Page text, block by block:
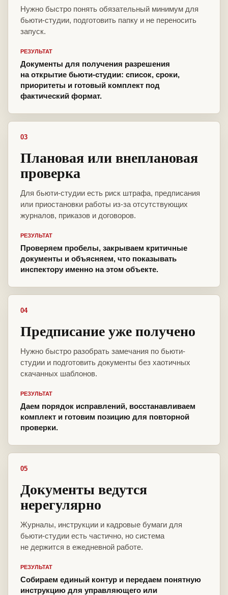
Нужно быстро понять обязательный минимум для
бьюти-студии, подготовить папку и не переносить
запуск.
РЕЗУЛЬТАТ
Документы для получения разрешения
на открытие бьюти-студии: список, сроки,
приоритеты и готовый комплект под
фактический формат.
03
Плановая или внеплановая
проверка
Для бьюти-студии есть риск штрафа, предписания
или приостановки работы из-за отсутствующих
журналов, приказов и договоров.
РЕЗУЛЬТАТ
Проверяем пробелы, закрываем критичные
документы и объясняем, что показывать
инспектору именно на этом объекте.
04
Предписание уже получено
Нужно быстро разобрать замечания по бьюти-
студии и подготовить документы без хаотичных
скачанных шаблонов.
РЕЗУЛЬТАТ
Даем порядок исправлений, восстанавливаем
комплект и готовим позицию для повторной
проверки.
05
Документы ведутся
нерегулярно
Журналы, инструкции и кадровые бумаги для
бьюти-студии есть частично, но система
не держится в ежедневной работе.
РЕЗУЛЬТАТ
Собираем единый контур и передаем понятную
инструкцию для управляющего или